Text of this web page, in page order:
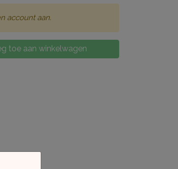
account aan.
toe aan winkelwagen